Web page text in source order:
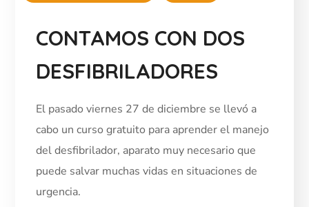
CONTAMOS CON DOS
DESFIBRILADORES
El pasado viernes 27 de diciembre se llevó a
cabo un curso gratuito para aprender el manejo
del desfibrilador, aparato muy necesario que
puede salvar muchas vidas en situaciones de
urgencia.